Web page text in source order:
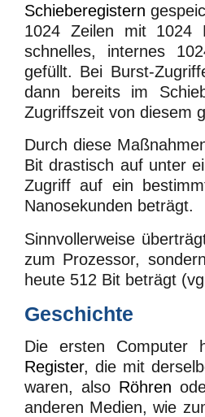
Schieberegistern
1024 Zeilen mit 1024
schnelles, internes
gefüllt. Bei Burst-
dann bereits im
Zugriffszeit von diesem
Durch diese
Bit drastisch auf unter
Zugriff auf ein
Nanosekunden beträgt.
Sinnvollerweise
zum Prozessor,
heute 512 Bit beträgt
Geschichte
Die ersten Computer
Register, die mit
waren, also Röhren
anderen Medien, wie